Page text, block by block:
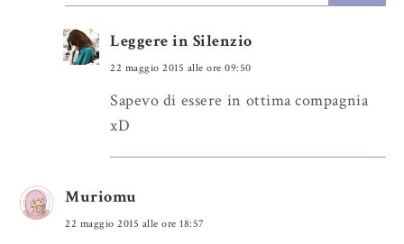
Leggere in Silenzio
22 maggio 2015 alle ore 09:50
Sapevo di essere in ottima compagnia
xD
Muriomu
22 maggio 2015 alle ore 18:57